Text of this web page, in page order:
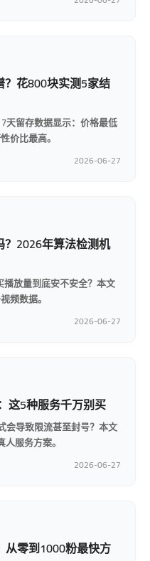
？花800块实测5家结
天留存数据显示：价格最低
价比最高。
2026-06-27
？2026年算法检测机
播放量到底安不安全？本文
频数据。
2026-06-27
这5种服务千万别买
会导致限流甚至封号？本文
服务方案。
2026-06-27
从零到1000粉最快方